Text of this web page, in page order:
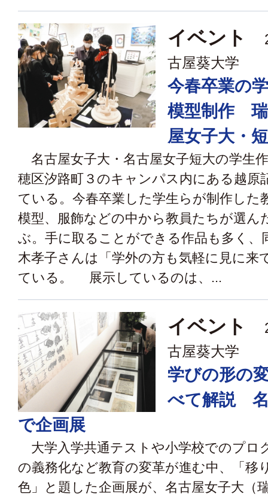
イベント
古屋葵大学
今春卒業の
模型制作
屋女子大・
名古屋女子大・名古屋女子短大の学生
穂区汐路町３のキャンパス内にある越原
ている。今春卒業した学生らが制作した
模型、服飾などの中から教員たちが選ん
ぶ。手に取ることができる作品も多く、
木孝子さんは「学外の方も気軽に見に来
ている。 展示しているのは、...
イベント
古屋葵大学
学びの形の
べて解説
で企画展
大学入学共通テストや小学校でのプロ
の義務化など教育の変革が進む中、「移
色」と題した企画展が、名古屋女子大（